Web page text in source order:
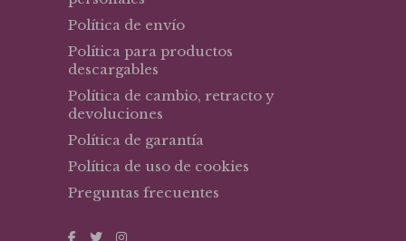
Política de envío
Política para productos
descargables
Política de cambio, retracto y
devoluciones
Política de garantía
Política de uso de cookies
Preguntas frecuentes